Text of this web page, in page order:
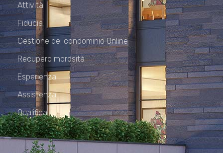
Attività
Fiducia
Gestione del condominio Online
Recupero morosità
Esperienza
Assistenza
Qualifica